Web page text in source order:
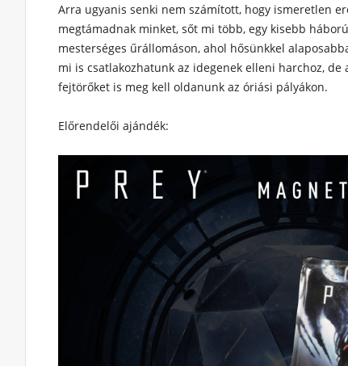
Arra ugyanis senki nem számított, hogy ismeretlen
megtámadnak minket, sőt mi több, egy kisebb
mesterséges űrállomáson, ahol hősünkkel
mi is csatlakozhatunk az idegenek elleni harchoz, de
fejtörőket is meg kell oldanunk az óriási pályákon.
Előrendelői ajándék: